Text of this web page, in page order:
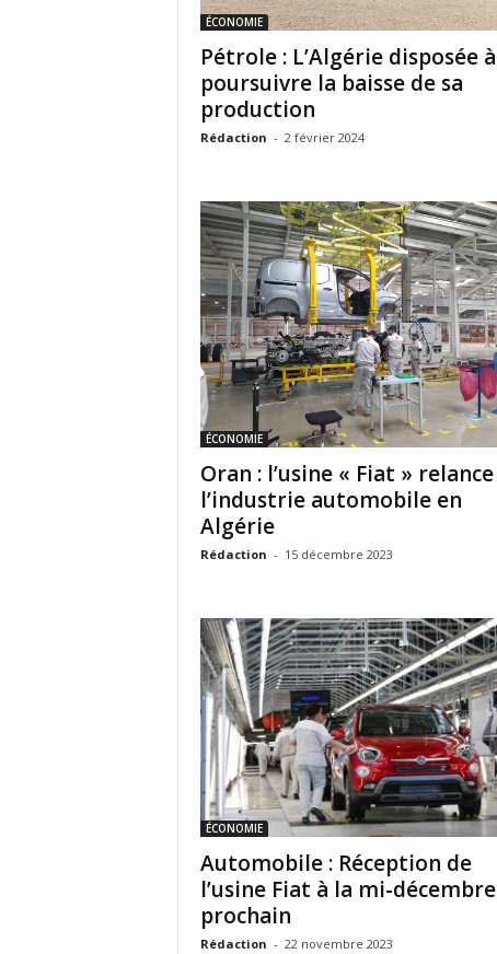
ÉCONOMIE
Pétrole : L’Algérie disposée à
poursuivre la baisse de sa
production
Rédaction - 2 février 2024
ÉCONOMIE
Oran : l’usine « Fiat » relance
l’industrie automobile en
Algérie
Rédaction - 15 décembre 2023
ÉCONOMIE
Automobile : Réception de
l’usine Fiat à la mi-décembre
prochain
Rédaction - 22 novembre 2023